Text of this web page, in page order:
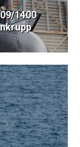
1400